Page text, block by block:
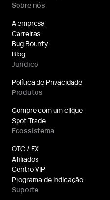
Sobre nós
A empresa
Carreiras
Bug Bounty
Blog
Jurídico
Política de Privacidade
Produtos
Compre com um clique
Spot Trade
Ecossistema
OTC / FX
Afiliados
Centro VIP
Programa de indicação
Suporte